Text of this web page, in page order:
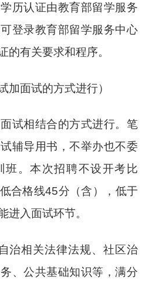
历认证由教育部留学服务
登录教育部留学服务中心
的有关要求和程序。
加面试的方式进行）
试相结合的方式进行。笔
辅导用书，不举办也不委
班。本次招聘不设开考比
合格线45分（含），低于
进入面试环节。
治相关法律法规、社区治
、公共基础知识等，满分